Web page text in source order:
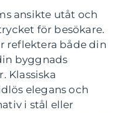
ansikte utåt och
för besökare.
reflektera både din
byggnads
Klassiska
elegans och
i stål eller